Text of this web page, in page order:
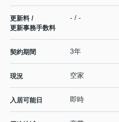
更新料 /
更新事務手数料
- / -
契約期間 3年
現況 空家
入居可能日 即時